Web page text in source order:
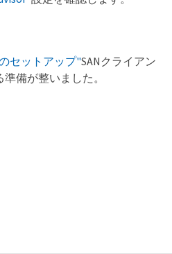
セットアップ"SANクライアン
備が整いました。